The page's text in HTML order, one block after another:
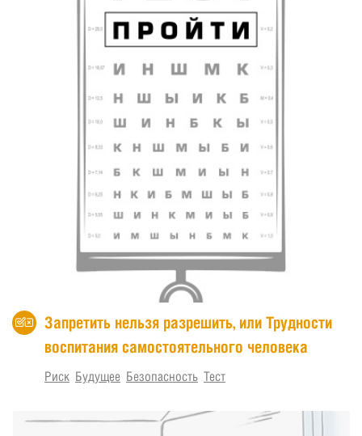
Запретить нельзя разрешить, или Трудности
воспитания самостоятельного человека
Риск Будущее Безопасность Тест